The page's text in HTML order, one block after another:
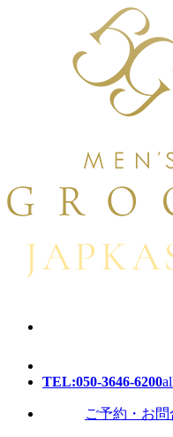
TEL:050-3646-6200
ご予約・お問